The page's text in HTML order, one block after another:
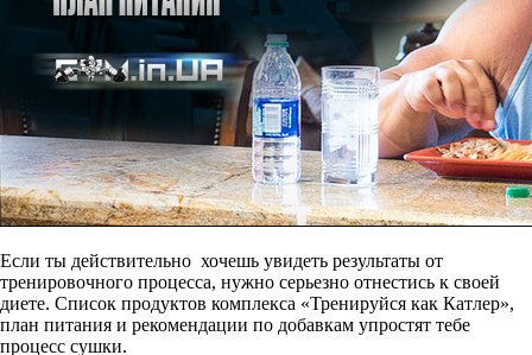
Если ты действительно хочешь увидеть результаты от
тренировочного процесса, нужно серьезно отнестись к своей
диете. Список продуктов комплекса «Тренируйся как Катлер»,
план питания и рекомендации по добавкам упростят тебе
процесс сушки.